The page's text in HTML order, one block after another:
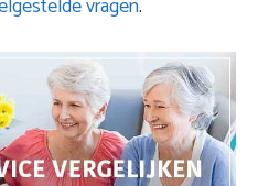
vragen.